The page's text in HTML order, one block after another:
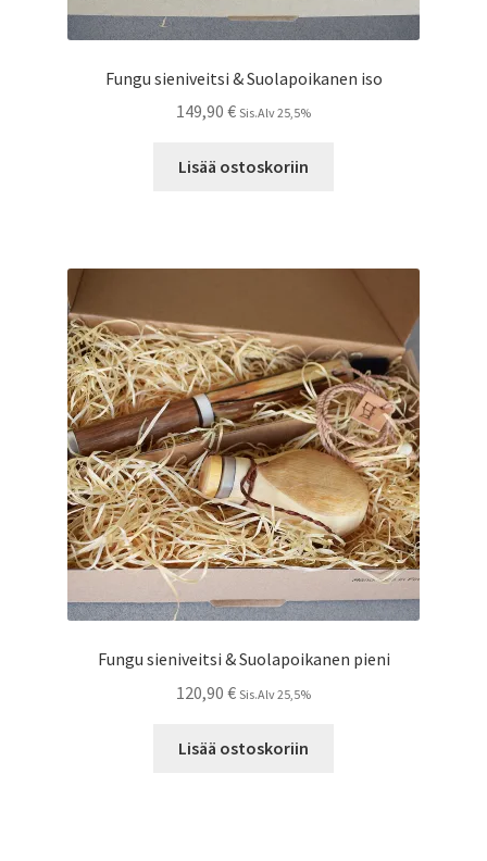
Fungu sieniveitsi & Suolapoikanen iso
149,90 € Sis.Alv 25,5%
Lisää ostoskoriin
Fungu sieniveitsi & Suolapoikanen pieni
120,90 € Sis.Alv 25,5%
Lisää ostoskoriin